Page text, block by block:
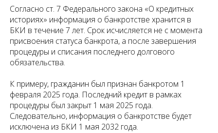
Согласно ст. 7 Федерального закона «О кредитных
историях» информация о банкротстве хранится в
БКИ в течение 7 лет. Срок исчисляется не с момента
присвоения статуса банкрота, а после завершения
процедуры и списания последнего долгового
обязательства.
К примеру, гражданин был признан банкротом 1
февраля 2025 года. Последний кредит в рамках
процедуры был закрыт 1 мая 2025 года.
Следовательно, информация о банкротстве будет
исключена из БКИ 1 мая 2032 года.